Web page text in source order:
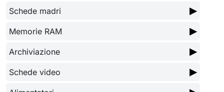
Schede madri ▶
Memorie RAM ▶
Archiviazione ▶
Schede video ▶